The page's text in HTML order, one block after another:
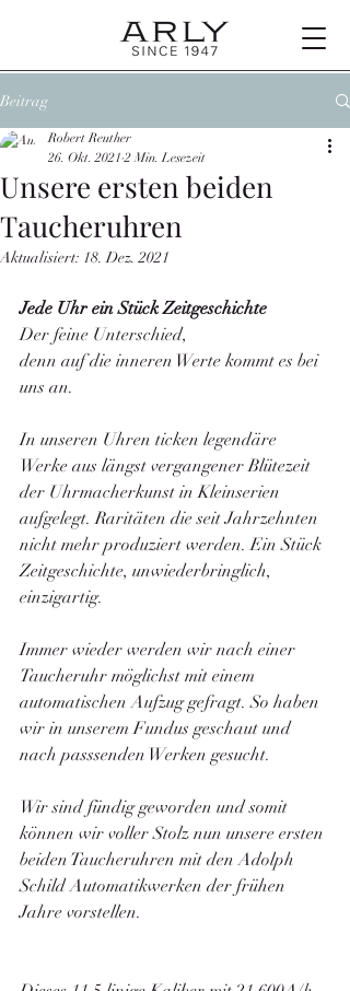
Beitrag
Unsere ersten beiden
Taucheruhren
Robert Reuther
26. Okt. 2021 2 Min. Lesezeit
Aktualisiert: 18. Dez. 2021
Jede Uhr ein Stück Zeitgeschichte
Der feine Unterschied,
denn auf die inneren Werte kommt es bei
uns an.
In unseren Uhren ticken legendäre
Werke aus längst vergangener Blütezeit
der Uhrmacherkunst in Kleinserien
aufgelegt. Raritäten die seit Jahrzehnten
nicht mehr produziert werden. Ein Stück
Zeitgeschichte, unwiederbringlich,
einzigartig.
Immer wieder werden wir nach einer
Taucheruhr möglichst mit einem
automatischen Aufzug gefragt. So haben
wir in unserem Fundus geschaut und
nach passsenden Werken gesucht.
Wir sind fündig geworden und somit
können wir voller Stolz nun unsere ersten
beiden Taucheruhren mit den Adolph
Schild Automatikwerken der frühen
Jahre vorstellen.